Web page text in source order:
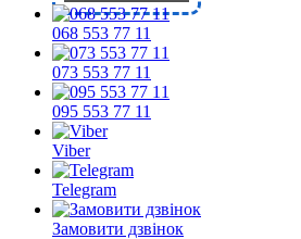
068 553 77 11
073 553 77 11
095 553 77 11
Viber
Telegram
Замовити дзвінок